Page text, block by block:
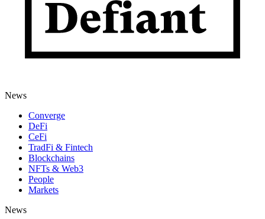
News
Converge
DeFi
CeFi
TradFi & Fintech
Blockchains
NFTs & Web3
People
Markets
News